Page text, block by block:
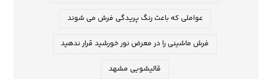
عواملی که باعث رنگ پریدگی فرش می شوند
فرش ماشینی را در معرض نور خورشید قرار ندهید
قالیشویی مشهد